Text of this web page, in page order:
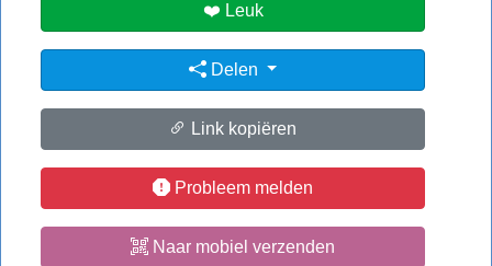
❤️ Leuk
Delen
Link kopiëren
Probleem melden
Naar mobiel verzenden